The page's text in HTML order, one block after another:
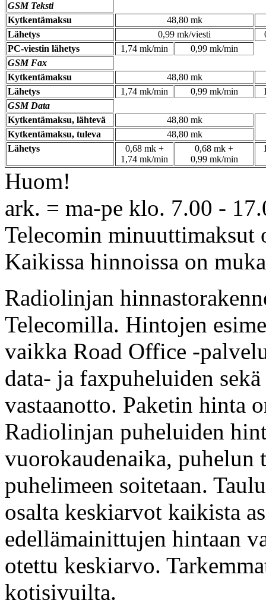
GSM Teksti
Kytkentämaksu
48,80 mk
Lähetys
0,99 mk/viesti
PC-viestin lähetys
1,74 mk/min
0,99 mk/min
GSM Fax
Kytkentämaksu
48,80 mk
Lähetys
1,74 mk/min 0,99 mk/min
GSM Data
Kytkentämaksu, lähtevä
48,80 mk
Kytkentämaksu, tuleva
48,80 mk
Lähetys
0,68 mk +
1,74 mk/min
0,68 mk +
0,99 mk/min
Huom!
ark. = ma-pe klo. 7.00 -
Telecomin minuuttimaksut
Kaikissa hinnoissa on
Radiolinjan
Telecomilla. Hintojen
vaikka Road Office -
data- ja faxpuheluiden
vastaanotto. Paketin hinta
Radiolinjan puheluiden
vuorokaudenaika, puhelun
puhelimeen soitetaan.
osalta keskiarvot kaikista
edellämainittujen hintaan
otettu keskiarvo.
kotisivuilta.